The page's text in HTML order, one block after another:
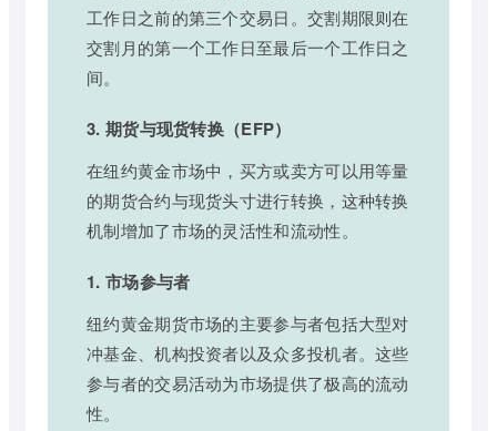
工作日之前的第三个交易日。交割期限则在
交割月的第一个工作日至最后一个工作日之
间。
3. 期货与现货转换（EFP）
在纽约黄金市场中，买方或卖方可以用等量
的期货合约与现货头寸进行转换，这种转换
机制增加了市场的灵活性和流动性。
1. 市场参与者
纽约黄金期货市场的主要参与者包括大型对
冲基金、机构投资者以及众多投机者。这些
参与者的交易活动为市场提供了极高的流动
性。